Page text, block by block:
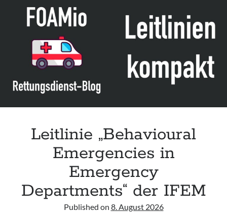
Adult
Patients
in
Emergency
Department“
Leitlinie „Behavioural
Emergencies in
Emergency
Departments“ der IFEM
Published on 8. August 2026